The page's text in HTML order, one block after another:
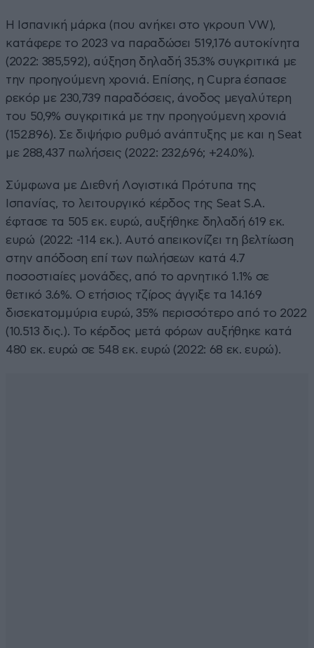
Η Ισπανική μάρκα (που ανήκει στο γκρουπ VW),
κατάφερε το 2023 να παραδώσει 519,176 αυτοκίνητα
(2022: 385,592), αύξηση δηλαδή 35.3% συγκριτικά με
την προηγούμενη χρονιά. Επίσης, η Cupra έσπασε
ρεκόρ με 230,739 παραδόσεις, άνοδος μεγαλύτερη
του 50,9% συγκριτικά με την προηγούμενη χρονιά
(152.896). Σε διψήφιο ρυθμό ανάπτυξης με και η Seat
με 288,437 πωλήσεις (2022: 232,696; +24.0%).
Σύμφωνα με Διεθνή Λογιστικά Πρότυπα της
Ισπανίας, το λειτουργικό κέρδος της Seat S.A.
έφτασε τα 505 εκ. ευρώ, αυξήθηκε δηλαδή 619 εκ.
ευρώ (2022: -114 εκ.). Αυτό απεικονίζει τη βελτίωση
στην απόδοση επί των πωλήσεων κατά 4.7
ποσοστιαίες μονάδες, από το αρνητικό 1.1% σε
θετικό 3.6%. O ετήσιος τζίρος άγγιξε τα 14.169
δισεκατομμύρια ευρώ, 35% περισσότερο από το 2022
(10.513 δις.). Το κέρδος μετά φόρων αυξήθηκε κατά
480 εκ. ευρώ σε 548 εκ. ευρώ (2022: 68 εκ. ευρώ).